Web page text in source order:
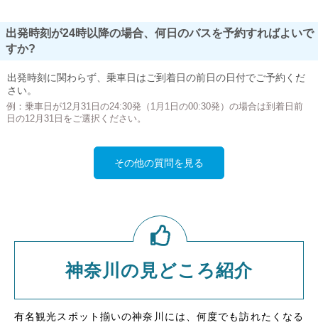
出発時刻が24時以降の場合、何日のバスを予約すればよいで
すか?
出発時刻に関わらず、乗車日はご到着日の前日の日付でご予約くだ
さい。
例：乗車日が12月31日の24:30発（1月1日の00:30発）の場合は到着日前
日の12月31日をご選択ください。
その他の質問を見る
神奈川の見どころ紹介
有名観光スポット揃いの神奈川には、何度でも訪れたくなる